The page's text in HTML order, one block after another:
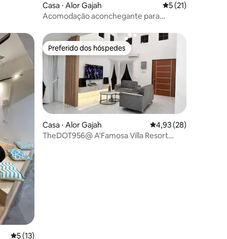
Casa ⋅ Alor Gajah 5 de uma
5 (21)
Acomodação aconchegante para
5 de uma avaliação média de 5, 13 avaliações
5 (13)
Preferido dos hóspedes
Preferido dos hóspedes
Casa ⋅ Alor Gajah 4,93 de uma
4,93 (28)
TheDOT956@ A'Famosa Villa Resort